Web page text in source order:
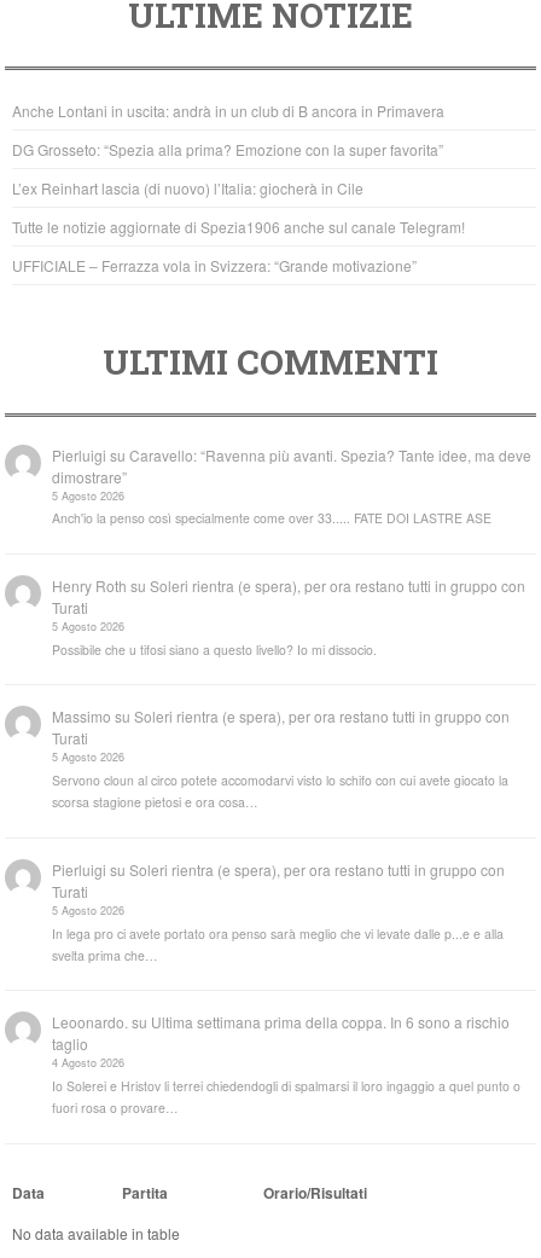
e
b
o
o
k
er
at
s
A
p
p
ULTIME NOTIZIE
Anche Lontani in uscita: andrà in un club di B ancora in Primavera
DG Grosseto: “Spezia alla prima? Emozione con la super favorita”
L’ex Reinhart lascia (di nuovo) l’Italia: giocherà in Cile
Tutte le notizie aggiornate di Spezia1906 anche sul canale Telegram!
UFFICIALE – Ferrazza vola in Svizzera: “Grande motivazione”
ULTIMI COMMENTI
Pierluigi suCaravello: “Ravenna più avanti. Spezia? Tante idee, ma deve
dimostrare”
5 Agosto 2026
Anch'io la penso così specialmente come over 33..... FATE DOI LASTRE ASE
Henry Roth suSoleri rientra (e spera), per ora restano tutti in gruppo con
Turati
5 Agosto 2026
Possibile che u tifosi siano a questo livello? Io mi dissocio.
Massimo suSoleri rientra (e spera), per ora restano tutti in gruppo con
Turati
5 Agosto 2026
Servono cloun al circo potete accomodarvi visto lo schifo con cui avete giocato la
scorsa stagione pietosi e ora cosa…
Pierluigi suSoleri rientra (e spera), per ora restano tutti in gruppo con
Turati
5 Agosto 2026
In lega pro ci avete portato ora penso sarà meglio che vi levate dalle p...e e alla
svelta prima che…
Leoonardo. su Ultima settimana prima della coppa. In 6 sono a rischio
taglio
4 Agosto 2026
Io Solerei e Hristov li terrei chiedendogli di spalmarsi il loro ingaggio a quel punto o
fuori rosa o provare…
Data Partita Orario/Risultati
No data available in table